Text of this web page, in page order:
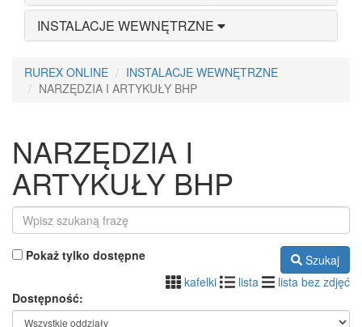
INSTALACJE WEWNĘTRZNE
RUREX ONLINE
INSTALACJE WEWNĘTRZNE
NARZĘDZIA I ARTYKUŁY BHP
NARZĘDZIA I
ARTYKUŁY BHP
Pokaż tylko dostępne
Szukaj
kafelki
lista
lista bez zdjęć
Dostępność: